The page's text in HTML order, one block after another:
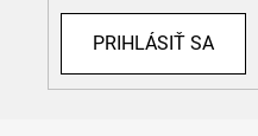
PRIHLÁSIŤ SA